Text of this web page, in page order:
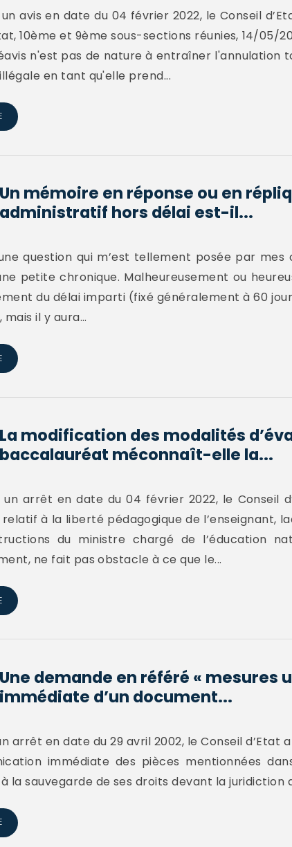
un avis en date du 04 février 2022, le Conseil
10ème et 9ème sous-sections réunies, 14/05/
n'est pas de nature à entraîner l'annulation
en tant qu'elle prend...
Un mémoire en réponse ou en
administratif hors délai est-il...
question qui m’est tellement posée par
petite chronique. Malheureusement ou
du délai imparti (fixé généralement à 60
il y aura...
La modification des modalités
baccalauréat méconnaît-elle la...
un arrêt en date du 04 février 2022, le Conseil
relatif à la liberté pédagogique de l’enseignant,
du ministre chargé de l’éducation
ne fait pas obstacle à ce que le...
Une demande en référé « mesures
immédiate d’un document...
arrêt en date du 29 avril 2002, le Conseil
immédiate des pièces mentionnées
la sauvegarde de ses droits devant la juridiction